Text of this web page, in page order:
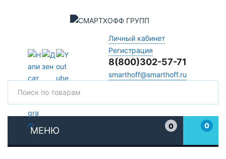
Личный кабинет
Регистрация
8(800)302-57-71
smarthoff@smarthoff.ru
МЕНЮ
0
0